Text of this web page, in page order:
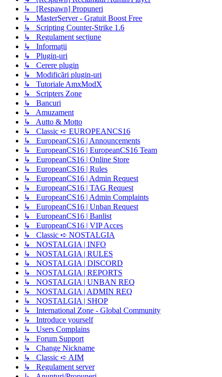
↳ [Respawn] Propuneri
↳ MasterServer - Gratuit Boost Free
↳ Scripting Counter-Strike 1.6
↳ Regulament secțiune
↳ Informații
↳ Plugin-uri
↳ Cerere plugin
↳ Modificări plugin-uri
↳ Tutoriale AmxModX
↳ Scripters Zone
↳ Bancuri
↳ Amuzament
↳ Autto & Motto
↳ Classic ➪ EUROPEANCS16
↳ EuropeanCS16 | Announcements
↳ EuropeanCS16 | EuropeanCS16 Team
↳ EuropeanCS16 | Online Store
↳ EuropeanCS16 | Rules
↳ EuropeanCS16 | Admin Request
↳ EuropeanCS16 | TAG Request
↳ EuropeanCS16 | Admin Complaints
↳ EuropeanCS16 | Unban Request
↳ EuropeanCS16 | Banlist
↳ EuropeanCS16 | VIP Acces
↳ Classic ➪ NOSTALGIA
↳ NOSTALGIA | INFO
↳ NOSTALGIA | RULES
↳ NOSTALGIA | DISCORD
↳ NOSTALGIA | REPORTS
↳ NOSTALGIA | UNBAN REQ
↳ NOSTALGIA | ADMIN REQ
↳ NOSTALGIA | SHOP
↳ International Zone - Global Community
↳ Introduce yourself
↳ Users Complains
↳ Forum Support
↳ Change Nickname
↳ Classic ➪ AIM
↳ Regulament server